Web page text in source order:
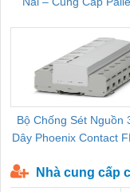
Bộ Chống Sét Nguồn
Dây Phoenix Contact
Nhà cung cấp